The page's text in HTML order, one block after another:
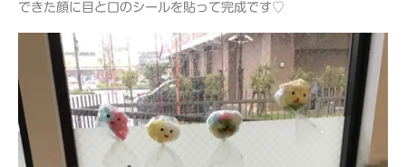
できた顔に目と口のシールを貼って完成です♡